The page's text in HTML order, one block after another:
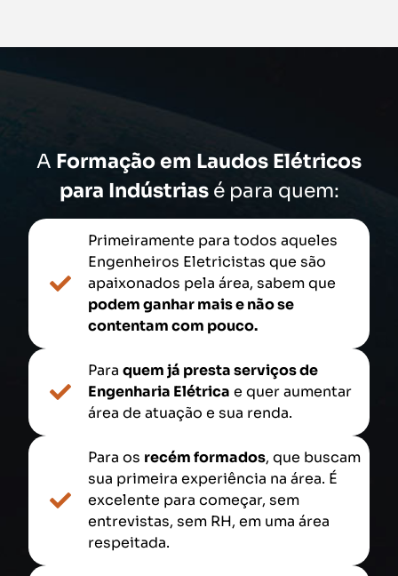
A Formação em Laudos Elétricos
para Indústriasé para quem:
Primeiramente para todos aqueles
Engenheiros Eletricistas que são
apaixonados pela área, sabem que
podem ganhar mais e não se
contentam com pouco.
Para quem já presta serviços de
Engenharia Elétrica e quer aumentar
área de atuação e sua renda.
Para os recém formados, que buscam
sua primeira experiência na área. É
excelente para começar, sem
entrevistas, sem RH, em uma área
respeitada.